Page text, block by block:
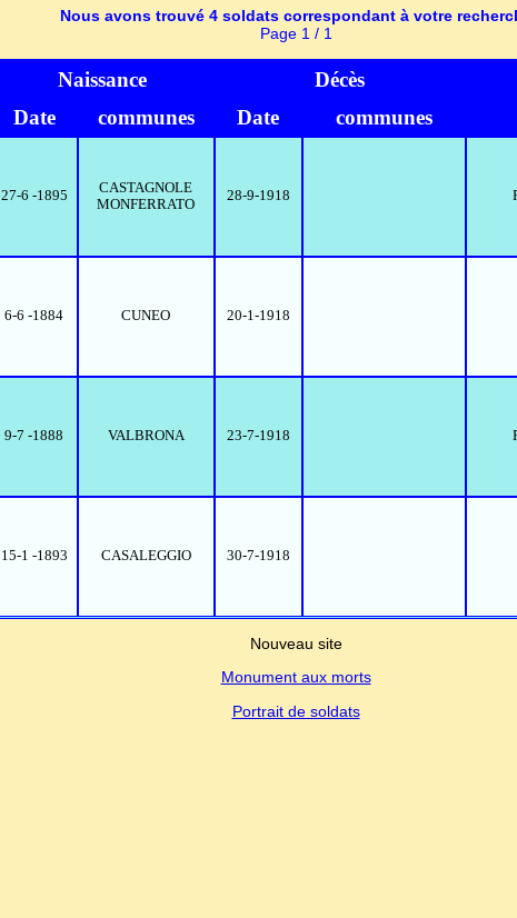
Nous avons trouvé 4 soldats correspondant à votre
Page 1 / 1
Naissance
Décès
Date
communes Date communes
27-6 -1895
CASTAGNOLE
MONFERRATO
28-9-1918
6-6 -1884 CUNEO 20-1-1918
9-7 -1888 VALBRONA 23-7-1918
15-1 -1893 CASALEGGIO 30-7-1918
Nouveau site
Monument aux morts
Portrait de soldats